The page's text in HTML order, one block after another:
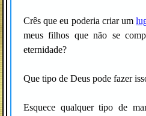
Crês que eu poderia criar um
meus filhos que não se
eternidade?
Que tipo de Deus pode fazer
Esquece qualquer tipo de